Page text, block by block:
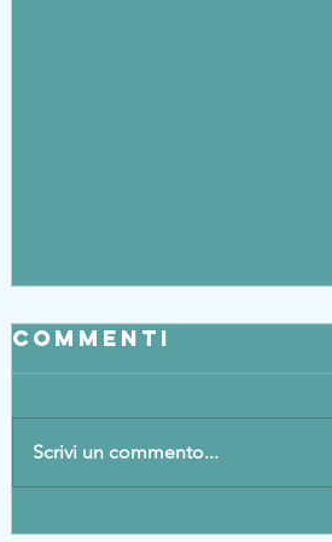
contratto di
Commenti
Scrivi un commento...